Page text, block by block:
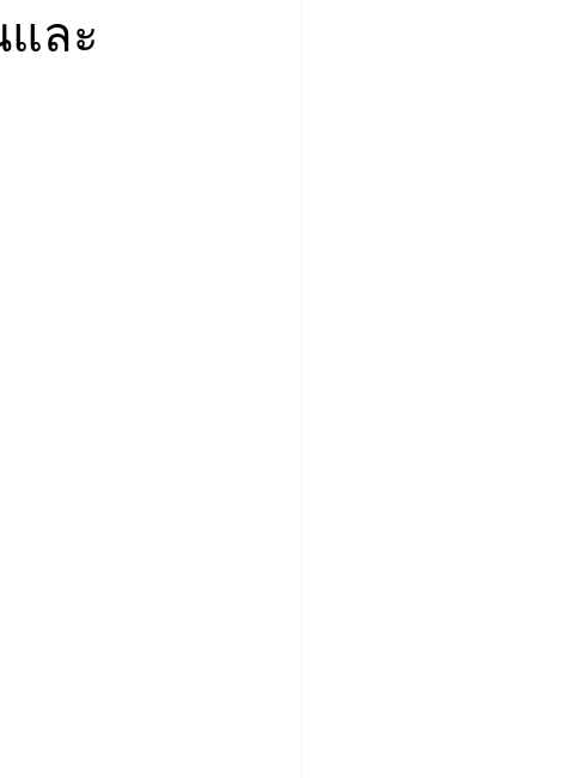
ละ